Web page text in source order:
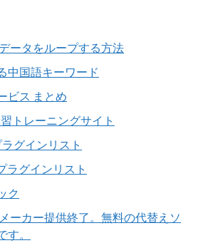
ータをループする方法
中国語キーワード
ビス まとめ
トレーニングサイト
ラグインリスト
ラグインリスト
ク
ーカー提供終了。無料の代替えソ
。